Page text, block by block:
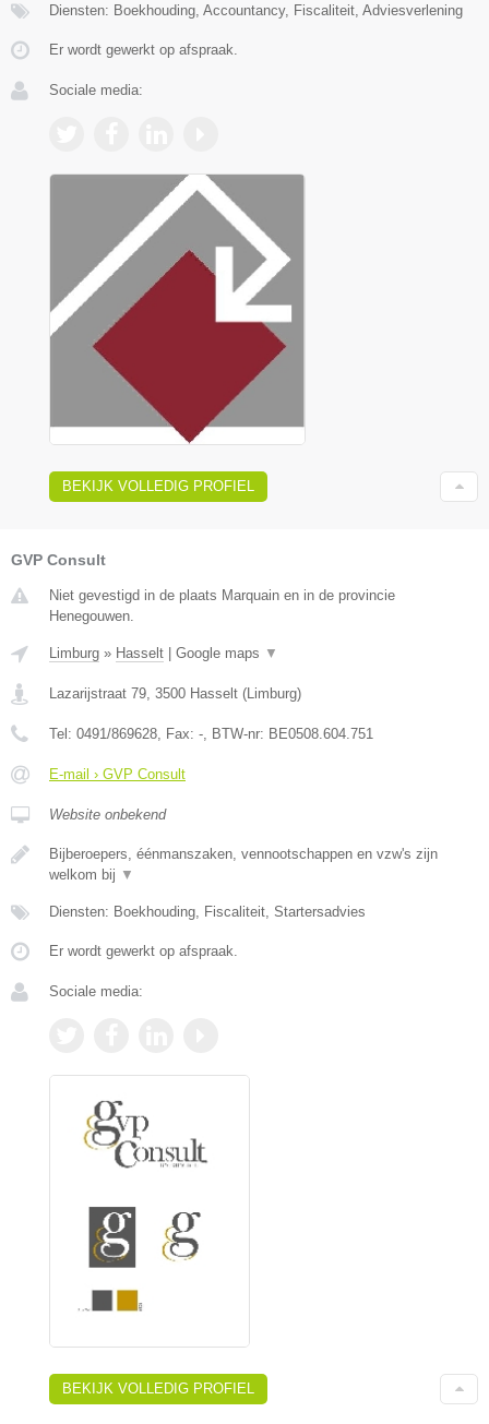
Diensten: Boekhouding, Accountancy, Fiscaliteit, Adviesverlening
Er wordt gewerkt op afspraak.
Sociale media:
BEKIJK VOLLEDIG PROFIEL
GVP Consult
Niet gevestigd in de plaats Marquain en in de provincie
Henegouwen.
Limburg » Hasselt Google maps ▼
Lazarijstraat 79, 3500 Hasselt (Limburg)
Tel: 0491/869628, Fax: -, BTW-nr: BE0508.604.751
E-mail › GVP Consult
Website onbekend
Bijberoepers, éénmanszaken, vennootschappen en vzw's zijn
welkom bij ▼
Diensten: Boekhouding, Fiscaliteit, Startersadvies
Er wordt gewerkt op afspraak.
Sociale media:
BEKIJK VOLLEDIG PROFIEL